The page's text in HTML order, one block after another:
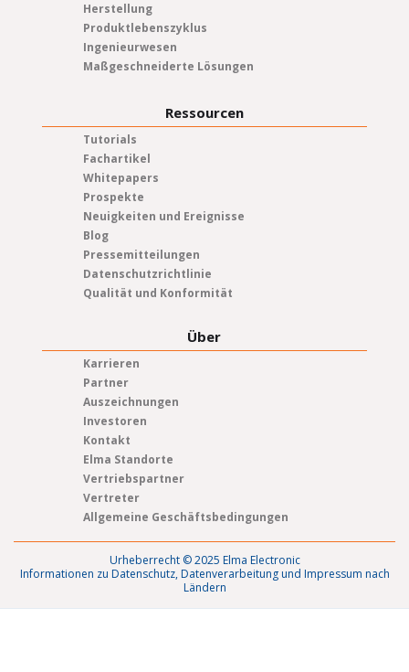
Herstellung
Produktlebenszyklus
Ingenieurwesen
Maßgeschneiderte Lösungen
Ressourcen
Tutorials
Fachartikel
Whitepapers
Prospekte
Neuigkeiten und Ereignisse
Blog
Pressemitteilungen
Datenschutzrichtlinie
Qualität und Konformität
Über
Karrieren
Partner
Auszeichnungen
Investoren
Kontakt
Elma Standorte
Vertriebspartner
Vertreter
Allgemeine Geschäftsbedingungen
Urheberrecht © 2025 Elma Electronic
Informationen zu Datenschutz, Datenverarbeitung und Impressum nach
Ländern